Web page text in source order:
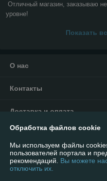
Отличный магазин, заказываю
уровне!
Показать
О нас
Контакты
Доставка и оплата
График работы
Полная версия сайта
Обработка файлов cookie
Мы используем файлы
пользователей портала и
рекомендаций. Вы можете
отключить их.